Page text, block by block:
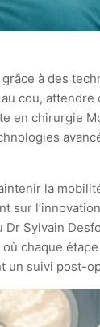
à des
cou,
en chirurgie
la
sur
Sylvain
chaque
un suivi post-